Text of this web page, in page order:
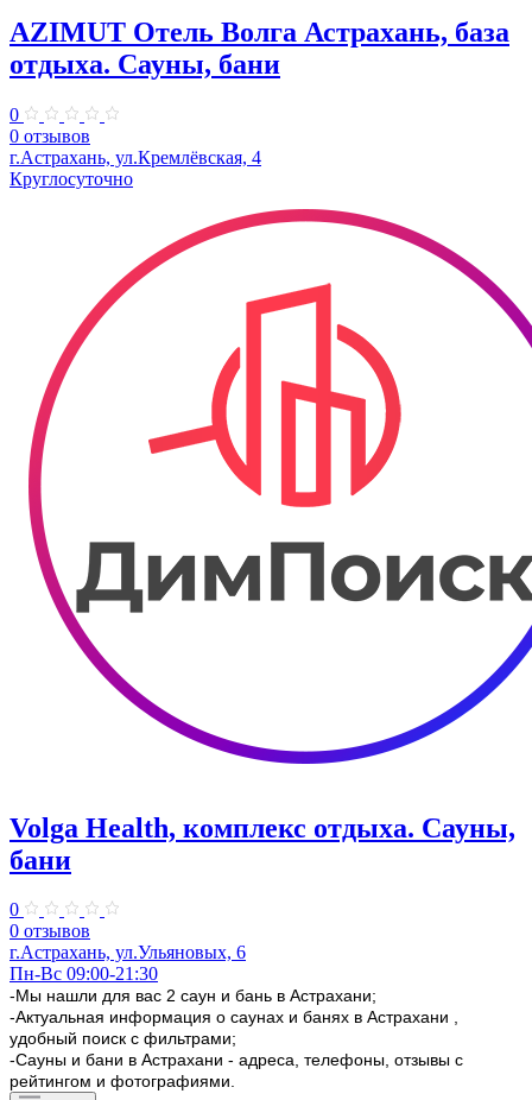
AZIMUT Отель Волга Астрахань, база
отдыха. Сауны, бани
0
0 отзывов
г.Астрахань, ул.Кремлёвская, 4
Круглосуточно
Volga Health, комплекс отдыха. Сауны,
бани
0
0 отзывов
г.Астрахань, ул.Ульяновых, 6
Пн-Вс 09:00-21:30
-Мы нашли для вас 2 саун и бань в Астрахани;
-Актуальная информация о саунах и банях в Астрахани ,
удобный поиск с фильтрами;
-Сауны и бани в Астрахани - адреса, телефоны, отзывы с
рейтингом и фотографиями.